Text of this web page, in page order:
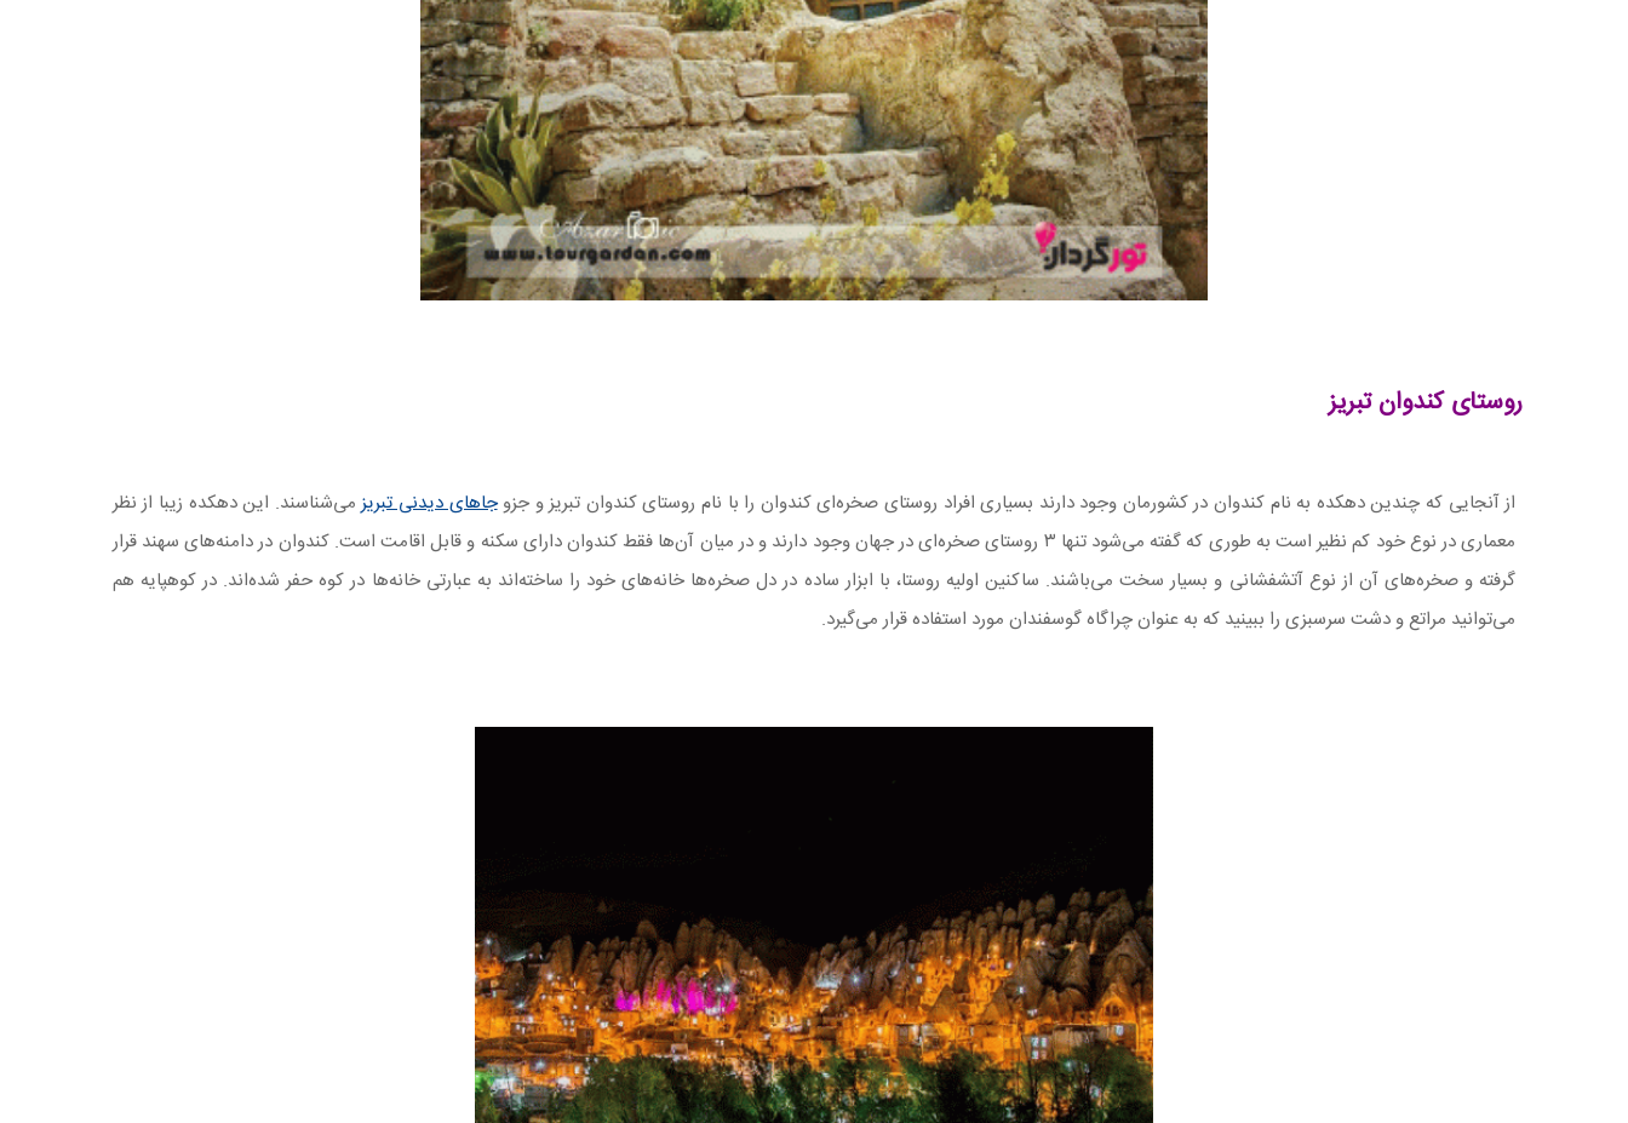
روستای کندوان تبریز
از آنجایی که چندین دهکده به نام کندوان در کشورمان وجود دارند بسیاری افراد روستای صخره‌ای کندوان را با نام روستای کندوان تبریز و جزوجاهای دیدنی تبریزمی‌شناسند. این دهکده زیبا از نظر
معماری در نوع خود کم نظیر است به طوری که گفته می‌شود تنها ۳ روستای صخره‌ای در جهان وجود دارند و در میان آن‌ها فقط کندوان دارای سکنه و قابل اقامت است. کندوان در دامنه‌های سهند قرار
گرفته و صخره‌های آن از نوع آتشفشانی و بسیار سخت می‌باشند. ساکنین اولیه روستا، با ابزار ساده در دل صخره‌ها خانه‌های خود را ساخته‌اند به عبارتی خانه‌ها در کوه حفر شده‌اند. در کوهپایه‌ هم
می‌توانید مراتع و دشت سرسبزی را ببینید که به عنوان چراگاه گوسفندان مورد استفاده قرار می‌گیرد.